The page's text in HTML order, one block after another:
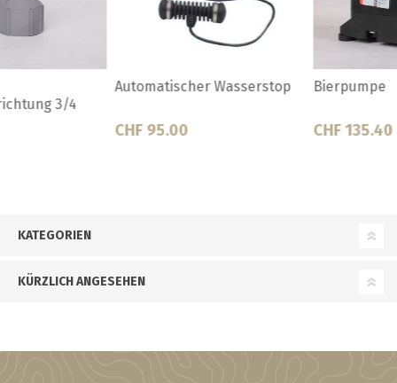
Automatischer Wasserstop Bierpumpe
KATEGORIEN
KÜRZLICH ANGESEHEN